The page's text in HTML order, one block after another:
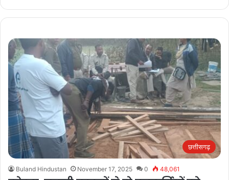
छत्तीसगढ़
Buland Hindustan November 17, 2025 0 48,061